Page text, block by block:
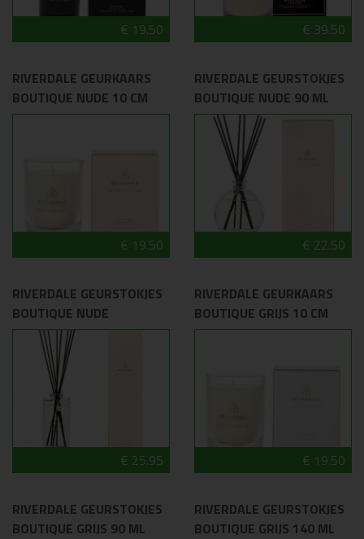
€ 19.50 € 39.50
RIVERDALE GEURKAARS
BOUTIQUE NUDE 10 CM
€ 19.50
RIVERDALE GEURSTOKJES
BOUTIQUE NUDE 90 ML
€ 22.50
RIVERDALE GEURSTOKJES
BOUTIQUE NUDE
€ 25.95
RIVERDALE GEURKAARS
BOUTIQUE GRIJS 10 CM
€ 19.50
RIVERDALE GEURSTOKJES
BOUTIQUE GRIJS 90 ML
RIVERDALE GEURSTOKJES
BOUTIQUE GRIJS 140 ML